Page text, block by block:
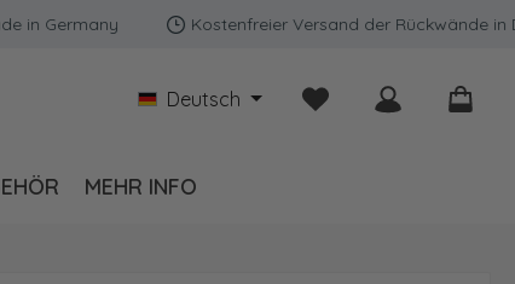
Kostenfreier Versand der Rückwände in
Deutsch Du hast 0 Produkte
MEHR INFO